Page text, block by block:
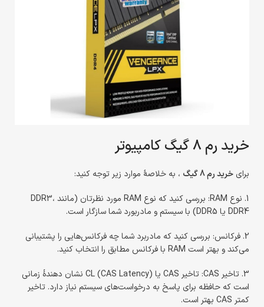
خرید رم 8 گیگ کامپیوتر
برای خرید رم 8 گیگ
، به خلاصهٔ موارد زیر توجه کنید:
1. نوع RAM: بررسی کنید که نوع RAM مورد نظرتان (مانند DDR3،
DDR4 یا DDR5) با سیستم و مادربورد شما سازگار است.
2. فرکانس: بررسی کنید که مادربرد شما چه فرکانس‌هایی را پشتیبانی
می‌کند و بهتر است RAM با فرکانس مطابق را انتخاب کنید.
3. تاخیر CAS: تاخیر CAS یا CL (CAS Latency) نشان دهندهٔ زمانی
است که حافظه برای پاسخ به درخواست‌های سیستم نیاز دارد. تاخیر
کمتر CAS بهتر است.